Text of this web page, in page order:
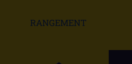
RANGEMENT